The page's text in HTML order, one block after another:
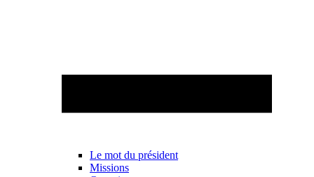
Le mot du président
Missions